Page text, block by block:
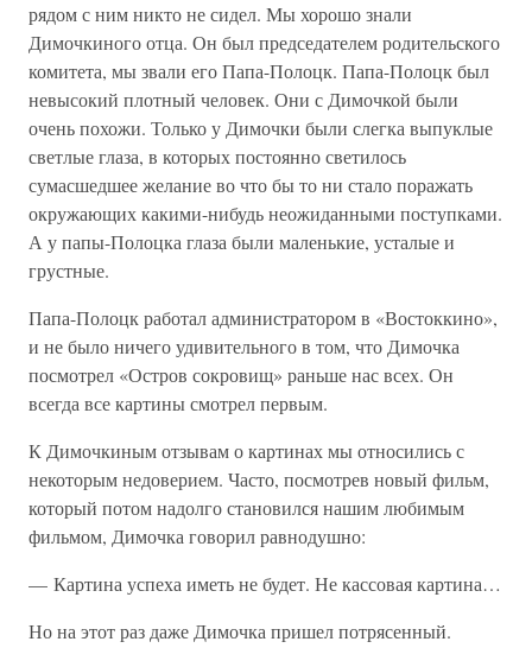
рядом с ним никто не сидел. Мы хорошо знали
Димочкиного отца. Он был председателем родительского
комитета, мы звали его Папа-Полоцк. Папа-Полоцк был
невысокий плотный человек. Они с Димочкой были
очень похожи. Только у Димочки были слегка выпуклые
светлые глаза, в которых постоянно светилось
сумасшедшее желание во что бы то ни стало поражать
окружающих какими-нибудь неожиданными поступками.
А у папы-Полоцка глаза были маленькие, усталые и
грустные.
Папа-Полоцк работал администратором в «Востоккино»,
и не было ничего удивительного в том, что Димочка
посмотрел «Остров сокровищ» раньше нас всех. Он
всегда все картины смотрел первым.
К Димочкиным отзывам о картинах мы относились с
некоторым недоверием. Часто, посмотрев новый фильм,
который потом надолго становился нашим любимым
фильмом, Димочка говорил равнодушно:
— Картина успеха иметь не будет. Не кассовая картина…
Но на этот раз даже Димочка пришел потрясенный.